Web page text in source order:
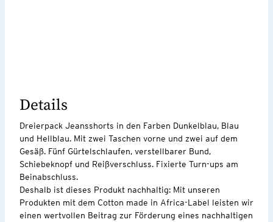
Details
Dreierpack Jeansshorts in den Farben Dunkelblau, Blau
und Hellblau. Mit zwei Taschen vorne und zwei auf dem
Gesäß. Fünf Gürtelschlaufen, verstellbarer Bund,
Schiebeknopf und Reißverschluss. Fixierte Turn-ups am
Beinabschluss.
Deshalb ist dieses Produkt nachhaltig: Mit unseren
Produkten mit dem Cotton made in Africa-Label leisten wir
einen wertvollen Beitrag zur Förderung eines nachhaltigen